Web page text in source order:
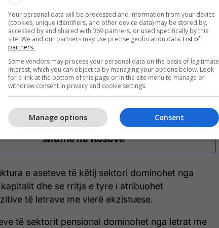
pensionale arritën vlerën prej 2.6 miliardë euro, e
rritje prej 66.4 milionë euro krahasuar me muajin
Mërgata vazhdon me rekordin e
remitencave, për shtatë muaj u
sollën mbi 80 milionë euro më
shumë në Kosovë
e aseteve të këtij sektori dominohet nga
dhe se rritja e tyre i atribuohet
të letrave me vlerë ekzistuese.
të sektorit pensional dominohet nga letrat me
Your personal data will be processed and information from your device
(cookies, unique identifiers, and other device data) may be stored by,
accessed by and shared with 369 partners, or used specifically by this
site. We and our partners may use precise geolocation data. List of
partners.
Some vendors may process your personal data on the basis of legitimate
interest, which you can object to by managing your options below. Look
for a link at the bottom of this page or in the site menu to manage or
withdraw consent in privacy and cookie settings.
Consent
Manage options